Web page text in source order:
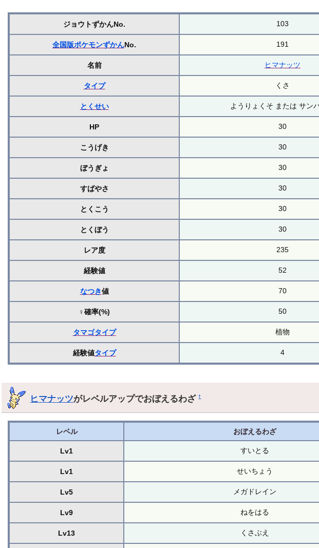
ジョウトずかんNo. 103
全国版ポケモンずかんNo. 191
名前 ヒマナッツ
タイプ くさ
とくせい ようりょくそ または サン
HP 30
こうげき 30
ぼうぎょ 30
すばやさ 30
とくこう 30
とくぼう 30
レア度 235
経験値 52
なつき値 70
♀確率(%) 50
タマゴタイプ 植物
経験値タイプ 4
ヒマナッツがレベルアップでおぼえるわざ†
レベル おぼえるわざ
Lv1 すいとる
Lv1 せいちょう
Lv5 メガドレイン
Lv9 ねをはる
Lv13 くさぶえ